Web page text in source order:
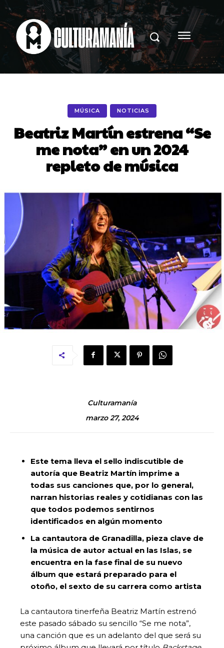
MÚSICA NOTICIAS
Beatriz Martín estrena “Se
me nota” en un 2024
repleto de música
Culturamanía
marzo 27, 2024
Este tema lleva el sello indiscutible de
autoría que Beatriz Martín imprime a
todas sus canciones que, por lo general,
narran historias reales y cotidianas con las
que todos podemos sentirnos
identificados en algún momento
La cantautora de Granadilla, pieza clave de
la música de autor actual en las Islas, se
encuentra en la fase final de su nuevo
álbum que estará preparado para el
otoño, el sexto de su carrera como artista
La cantautora tinerfeña Beatriz Martín estrenó
este pasado sábado su sencillo “Se me nota”,
una canción que es un adelanto del que será su